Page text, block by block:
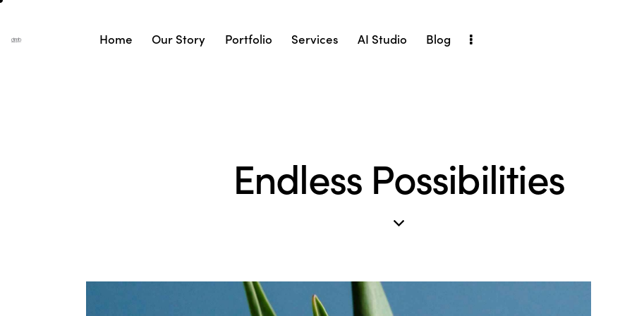
Home Our Story Portfolio Services AI Studio Blog
Endless Possibilities